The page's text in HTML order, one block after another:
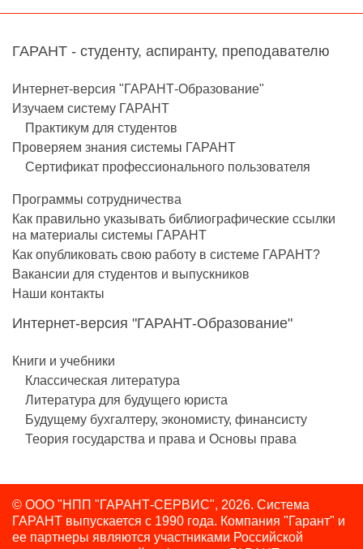
ГАРАНТ - студенту, аспиранту, преподавателю
Интернет-версия "ГАРАНТ-Образование"
Изучаем систему ГАРАНТ
Практикум для студентов
Проверяем знания системы ГАРАНТ
Сертификат профессионального пользователя
Программы сотрудничества
Как правильно указывать библиографические ссылки
на материалы системы ГАРАНТ
Как опубликовать свою работу в системе ГАРАНТ?
Вакансии для студентов и выпускников
Наши контакты
Интернет-версия "ГАРАНТ-Образование"
Книги и учебники
Классическая литература
Литература для будущего юриста
Будущему бухгалтеру, экономисту, финансисту
Теория государства и права и Основы права
© ООО "НПП "ГАРАНТ-СЕРВИС", 2026. Система
ГАРАНТ выпускается с 1990 года. Компания "Гарант" и
ее партнеры являются участниками Российской